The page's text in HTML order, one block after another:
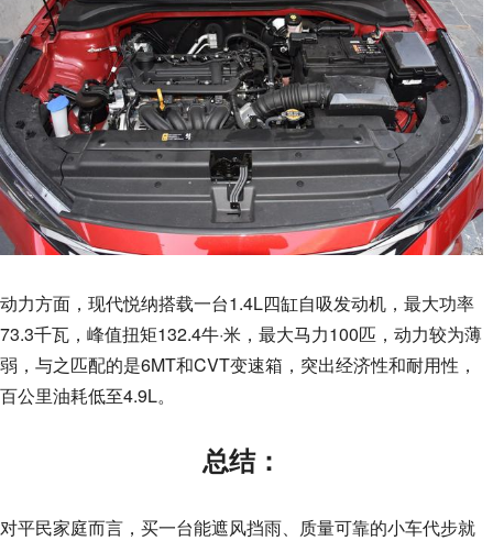
动力方面，现代悦纳搭载一台1.4L四缸自吸发动机，最大功率
73.3千瓦，峰值扭矩132.4牛·米，最大马力100匹，动力较为薄
弱，与之匹配的是6MT和CVT变速箱，突出经济性和耐用性，
百公里油耗低至4.9L。
总结：
对平民家庭而言，买一台能遮风挡雨、质量可靠的小车代步就